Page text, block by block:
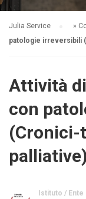
Julia Service »
patologie irreversibili
Attività
con
Istituto / Ente